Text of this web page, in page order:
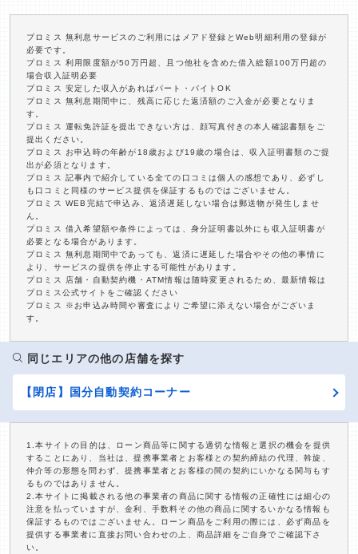
プロミス 無利息サービスのご利用にはメアド登録とWeb明細利用の登録が
必要です。
プロミス 利用限度額が50万円超、且つ他社を含めた借入総額100万円超の
場合収入証明必要
プロミス 安定した収入があればパート・バイトOK
プロミス 無利息期間中に、残高に応じた返済額のご入金が必要となりま
す。
プロミス 運転免許証を提出できない方は、顔写真付きの本人確認書類をご
提出ください。
プロミス お申込時の年齢が18歳および19歳の場合は、収入証明書類のご提
出が必須となります。
プロミス 記事内で紹介している全ての口コミは個人の感想であり、必ずし
も口コミと同様のサービス提供を保証するものではございません。
プロミス WEB完結で申込み、返済遅延しない場合は郵送物が発生しませ
ん。
プロミス 借入希望額や条件によっては、身分証明書以外にも収入証明書が
必要となる場合があります。
プロミス 無利息期間中であっても、返済に遅延した場合やその他の事情に
より、サービスの提供を停止する可能性があります。
プロミス 店舗・自動契約機・ATM情報は随時変更されるため、最新情報は
プロミス公式サイトをご確認ください
プロミス ※お申込み時間や審査によりご希望に添えない場合がございま
す。
同じエリアの他の店舗を探す
【閉店】国分自動契約コーナー
1.本サイトの目的は、ローン商品等に関する適切な情報と選択の機会を提供
することにあり、当社は、提携事業者とお客様との契約締結の代理、斡旋、
仲介等の形態を問わず、提携事業者とお客様の間の契約にいかなる関与もす
るものではありません。
2.本サイトに掲載される他の事業者の商品に関する情報の正確性には細心の
注意を払っていますが、金利、手数料その他の商品に関するいかなる情報も
保証するものではございません。ローン商品をご利用の際には、必ず商品を
提供する事業者に直接お問い合わせの上、商品詳細をご自身でご確認下さ
い。